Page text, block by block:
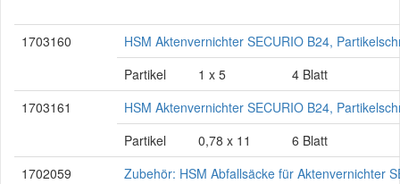
1703160
HSM Aktenvernichter SECURIO B24,
Partikel
1 x 5
4 Blatt
1703161
HSM Aktenvernichter SECURIO B24,
Partikel
0,78 x 11
6 Blatt
1702059
Zubehör: HSM Abfallsäcke für Aktenvernichter